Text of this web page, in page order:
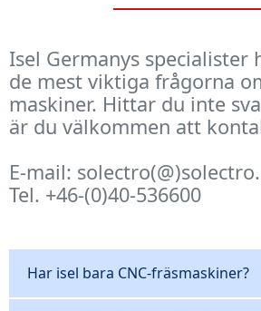
Isel Germanys specialister
de mest viktiga frågorna
maskiner. Hittar du inte
är du välkommen att
E-mail:
Tel. +46-(0)40-536600
Har isel bara CNC-fräsmaskiner?